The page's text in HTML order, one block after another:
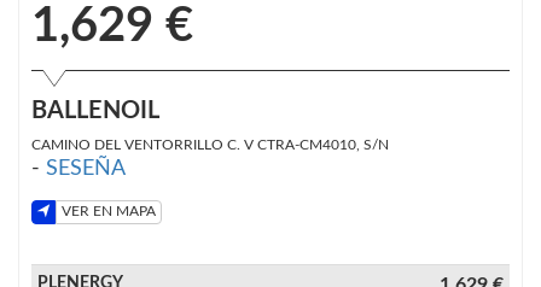
1,629 €
BALLENOIL
CAMINO DEL VENTORRILLO C. V CTRA-CM4010, S/N
- SESEÑA
VER EN MAPA
PLENERGY